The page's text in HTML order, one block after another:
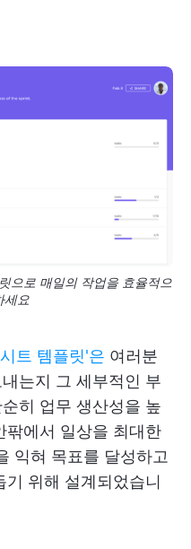
으로 매일의 작업을 효율적으
세요
트 템플릿'은 여러분
는지 그 세부적인 부
히 업무 생산성을 높
팎에서 일상을 최대한
익혀 목표를 달성하고
기 위해 설계되었습니